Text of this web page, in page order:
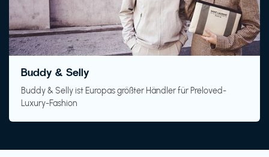
Buddy & Selly
Buddy & Selly ist Europas größter Händler für Preloved-
Luxury-Fashion